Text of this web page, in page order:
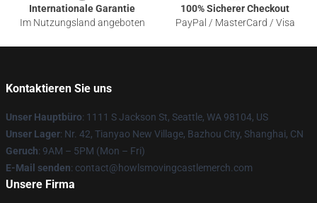
Internationale Garantie
Im Nutzungsland angeboten
100% Sicherer Checkout
PayPal / MasterCard / Visa
Kontaktieren Sie uns
Unser Hauptbüro: 1111 S Jackson St, Seattle, WA 98104, US
Unser Lager: Nr. 42, Tianyao New Village, Bazhou City, Shanghai, CN
Geruch: 9AM – 5PM (Mon – Fri)
E-Mail senden: contact@howlsmovingcastlemerch.com
Unsere Firma